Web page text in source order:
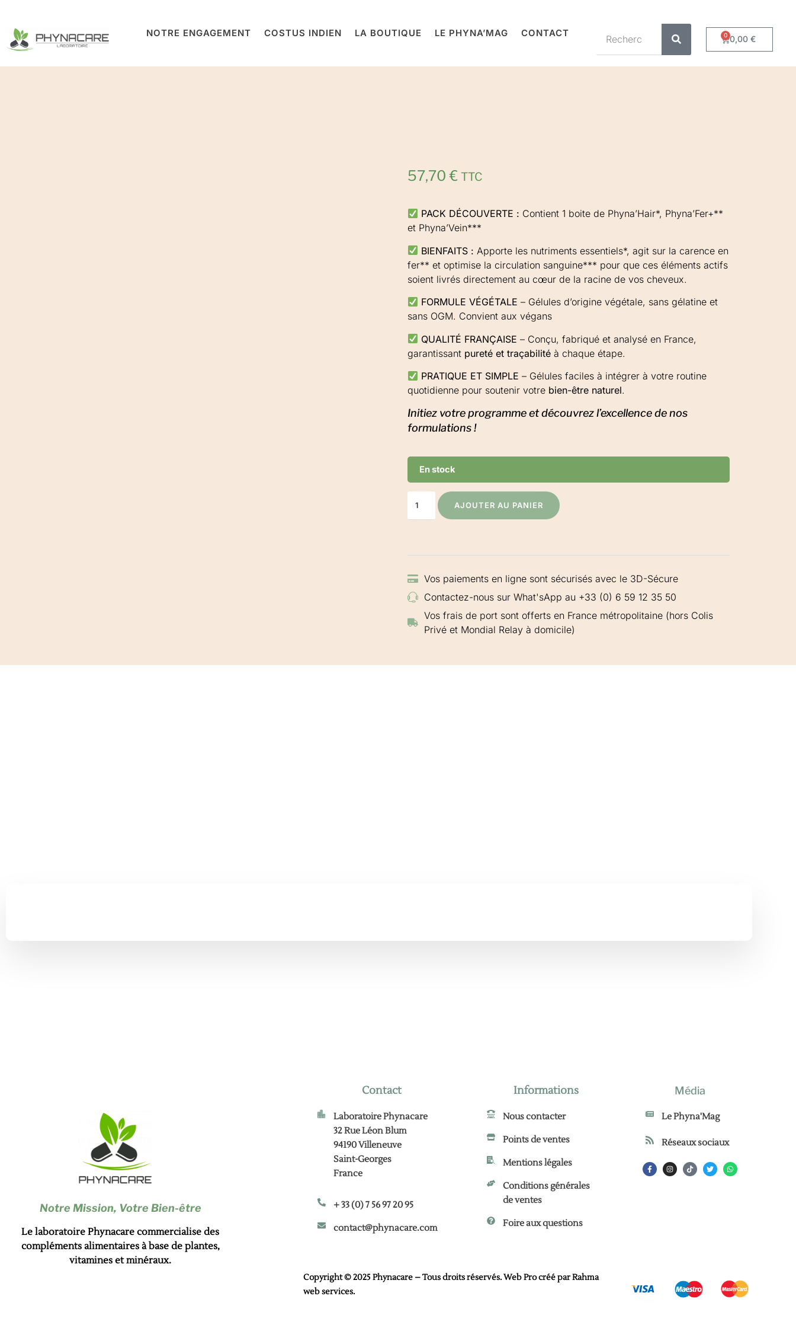
NOTRE ENGAGEMENT COSTUS INDIEN LA BOUTIQUE LE PHYNA’MAG CONTACT
0,00€
0
57,70€ TTC
PACK DÉCOUVERTE : Contient 1 boite de Phyna’Hair*, Phyna’Fer+**
et Phyna’Vein***
BIENFAITS : Apporte les nutriments essentiels*, agit sur la carence en
fer** et optimise la circulation sanguine*** pour que ces éléments actifs
soient livrés directement au cœur de la racine de vos cheveux.
FORMULE VÉGÉTALE – Gélules d’origine végétale, sans gélatine et
sans OGM. Convient aux végans
QUALITÉ FRANÇAISE – Conçu, fabriqué et analysé en France,
garantissant pureté et traçabilité à chaque étape.
PRATIQUE ET SIMPLE – Gélules faciles à intégrer à votre routine
quotidienne pour soutenir votre bien-être naturel.
Initiez votre programme et découvrez l’excellence de nos
formulations !
En stock
AJOUTER AU PANIER
Vos paiements en ligne sont sécurisés avec le 3D-Sécure
Contactez-nous sur What'sApp au +33 (0) 6 59 12 35 50
Vos frais de port sont offerts en France métropolitaine (hors Colis
Privé et Mondial Relay à domicile)
Notre Mission, Votre Bien-être
Le laboratoire Phynacare commercialise des
compléments alimentaires à base de plantes,
vitamines et minéraux.
Contact
Laboratoire Phynacare
32 Rue Léon Blum
94190 Villeneuve
Saint-Georges
France
+ 33 (0) 7 56 97 20 95
contact@phynacare.com
Informations
Nous contacter
Points de ventes
Mentions légales
Conditions générales
de ventes
Foire aux questions
Média
Le Phyna'Mag
Réseaux sociaux
Copyright © 2025 Phynacare – Tous droits réservés. Web Pro créé parRahma
web services.